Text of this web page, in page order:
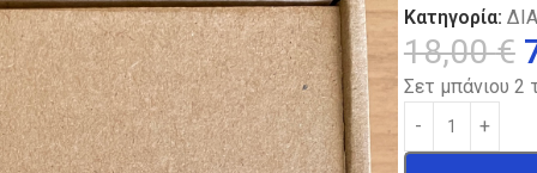
Κατηγορία:
18,00€
Σετ μπάνιου 2